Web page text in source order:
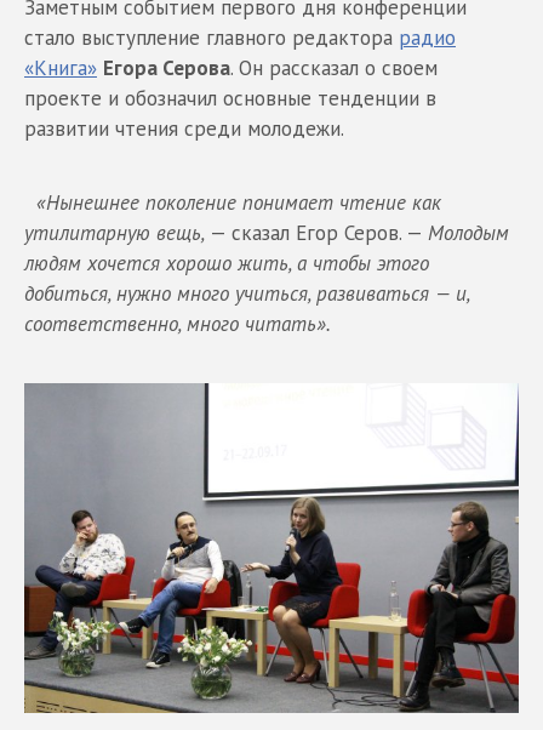
Заметным событием первого дня конференции
стало выступление главного редактора радио
«Книга» Егора Серова. Он рассказал о своем
проекте и обозначил основные тенденции в
развитии чтения среди молодежи.
«Нынешнее поколение понимает чтение как
утилитарную вещь, — сказал Егор Серов. — Молодым
людям хочется хорошо жить, а чтобы этого
добиться, нужно много учиться, развиваться — и,
соответственно, много читать».